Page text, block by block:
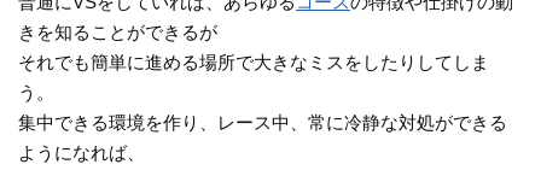
きを知ることができるが
それでも簡単に進める場所で大きなミスをしたりしてしま
う。
集中できる環境を作り、レース中、常に冷静な対処ができる
ようになれば、